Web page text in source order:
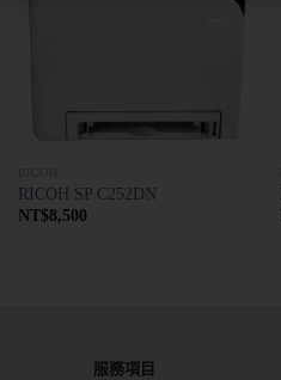
RICOH SP C252DN
NT$8,500
服務項目